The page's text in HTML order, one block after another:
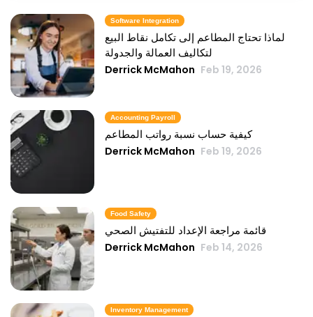
Software Integration
لماذا تحتاج المطاعم إلى تكامل نقاط البيع
لتكاليف العمالة والجدولة
Derrick McMahon Feb 19, 2026
Accounting Payroll
كيفية حساب نسبة رواتب المطاعم
Derrick McMahon Feb 19, 2026
Food Safety
قائمة مراجعة الإعداد للتفتيش الصحي
Derrick McMahon Feb 14, 2026
Inventory Management